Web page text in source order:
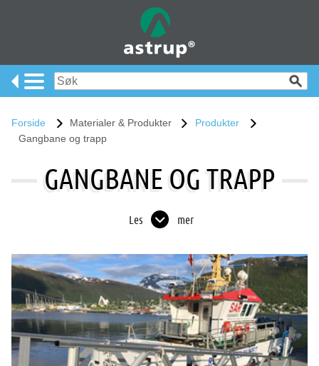
Forside Materialer & Produkter
Produkter
Gangbane og trapp
GANGBANE OG TRAPP